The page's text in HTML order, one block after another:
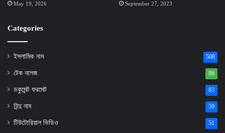
May 19, 2026 September 27, 2023
Categories
ইসলামিক নাম 508
টেক নলেজ 86
ডকুমেন্ট ফরমেট 83
হিন্দু নাম 59
টিউটোরিয়াল ভিডিও 51